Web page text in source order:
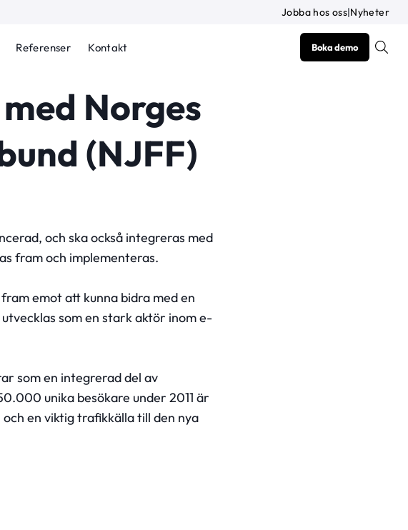
Jobba hos oss|Nyheter
Referenser Kontakt Boka demo
Norges
(NJFF)
och ska också integreras med
fram och implementeras.
emot att kunna bidra med en
som en stark aktör inom e-
som en integrerad del av
unika besökare under 2011 är
en viktig trafikkälla till den nya